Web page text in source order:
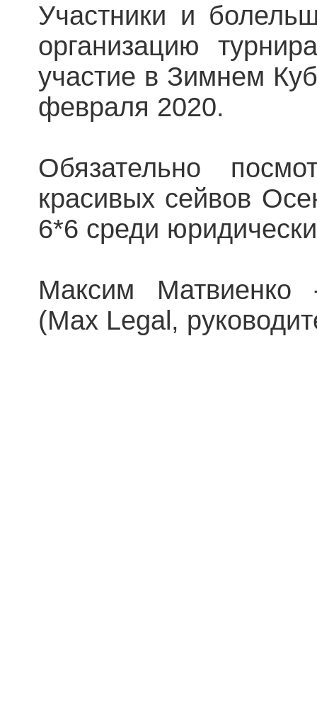
Участники и
организацию
участие в Зимнем
февраля 2020.
Обязательно
красивых сейвов
6*6 среди
Максим Матвиенко
(Max Legal,